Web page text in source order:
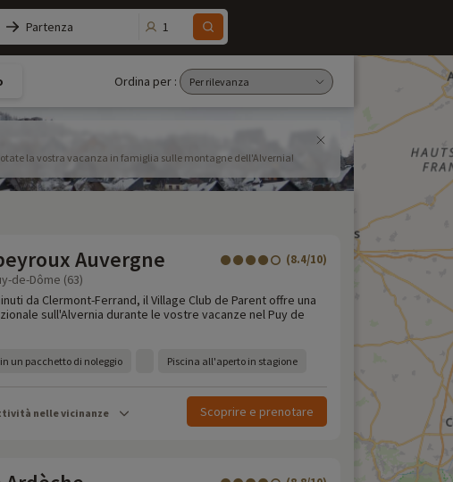
Partenza 1
Ordina per :
la vostra vacanza in famiglia sulle montagne dell'Alvernia!
Auvergne (8.4/10)
de-Dôme (63)
da Clermont-Ferrand, il Village Club de Parent offre una
sull'Alvernia durante le vostre vacanze nel Puy de
un pacchetto di noleggio Piscina all'aperto in stagione
nelle vicinanze Scoprire e prenotare